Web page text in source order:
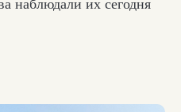
наблюдали их сегодня